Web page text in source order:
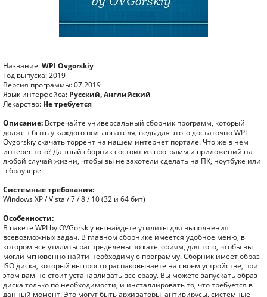
Название:WPI Ovgorskiy
Год выпуска: 2019
Версия программы: 07.2019
Язык интерфейса: Русский, Английский
Лекарство: Не требуется
Описание: Встречайте универсальный сборник программ, который
должен быть у каждого пользователя, ведь для этого достаточно WPI
Ovgorskiy скачать торрент на нашем интернет портале. Что же в нем
интересного? Данный сборник состоит из программ и приложений на
любой случай жизни, чтобы вы не захотели сделать на ПК, ноутбуке или
в браузере.
Системные требования:
Windows XP / Vista / 7 / 8 / 10 (32 и 64 бит)
Особенности:
В пакете WPI by OVGorskiy вы найдете утилиты для выполнения
всевозможных задач. В главном сборнике имеется удобное меню, в
котором все утилиты распределены по категориям, для того, чтобы вы
могли мгновенно найти необходимую программу. Сборник имеет образ
ISO диска, который вы просто распаковываете на своем устройстве, при
этом вам не стоит устанавливать все сразу. Вы можете запускать образ
диска только по необходимости, и инсталлировать то, что требуется в
данный момент. Это могут быть архиваторы, антивирусы, системные